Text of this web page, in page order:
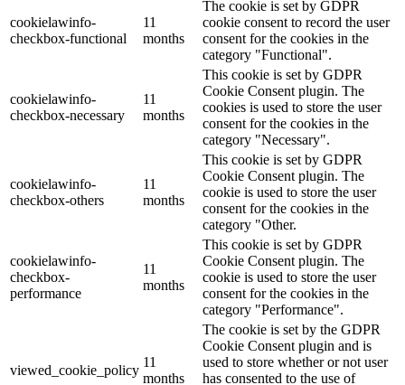
cookielawinfo-
checkbox-functional
11
months
The cookie is set by GDPR
cookie consent to record the user
consent for the cookies in the
category "Functional".
cookielawinfo-
checkbox-necessary
11
months
This cookie is set by GDPR
Cookie Consent plugin. The
cookies is used to store the user
consent for the cookies in the
category "Necessary".
cookielawinfo-
checkbox-others
11
months
This cookie is set by GDPR
Cookie Consent plugin. The
cookie is used to store the user
consent for the cookies in the
category "Other.
cookielawinfo-
checkbox-
performance
11
months
This cookie is set by GDPR
Cookie Consent plugin. The
cookie is used to store the user
consent for the cookies in the
category "Performance".
viewed_cookie_policy
11
months
The cookie is set by the GDPR
Cookie Consent plugin and is
used to store whether or not user
has consented to the use of